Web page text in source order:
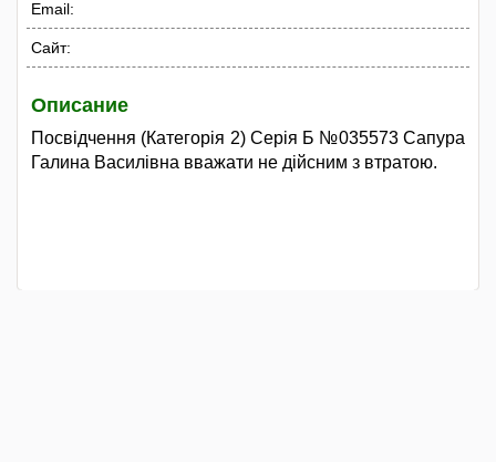
Email:
Сайт:
Описание
Посвідчення (Категорія 2) Серія Б №035573 Сапура
Галина Василівна вважати не дійсним з втратою.